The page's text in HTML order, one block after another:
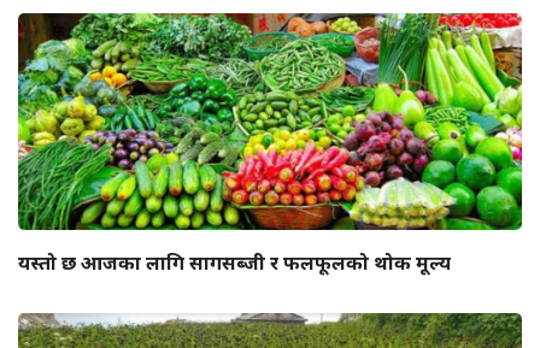
यस्तो छ आजका लागि सागसब्जी र फलफूलको थोक मूल्य